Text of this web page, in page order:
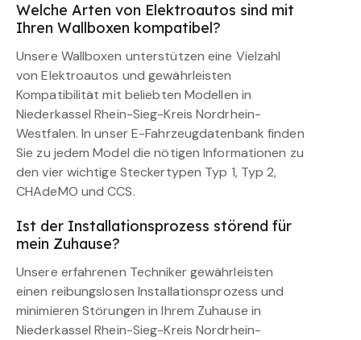
Welche Arten von Elektroautos sind mit
Ihren Wallboxen kompatibel?
Unsere Wallboxen unterstützen eine Vielzahl
von Elektroautos und gewährleisten
Kompatibilität mit beliebten Modellen in
Niederkassel Rhein-Sieg-Kreis Nordrhein-
Westfalen. In unser E-Fahrzeugdatenbank finden
Sie zu jedem Model die nötigen Informationen zu
den vier wichtige Steckertypen Typ 1, Typ 2,
CHAdeMO und CCS.
Ist der Installationsprozess störend für
mein Zuhause?
Unsere erfahrenen Techniker gewährleisten
einen reibungslosen Installationsprozess und
minimieren Störungen in Ihrem Zuhause in
Niederkassel Rhein-Sieg-Kreis Nordrhein-